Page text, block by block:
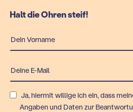
Halt die Ohren steif!
Ja, hiermit willige ich ein, dass
Angaben und Daten zur